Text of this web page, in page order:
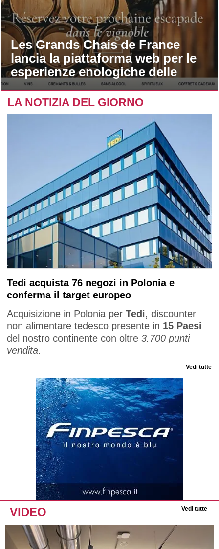
Les Grands Chais de France
lancia la piattaforma web per le
esperienze enologiche delle
maison
LA NOTIZIA DEL GIORNO
Tedi acquista 76 negozi in Polonia e
conferma il target europeo
Acquisizione in Polonia per Tedi, discounter
non alimentare tedesco presente in 15 Paesi
del nostro continente con oltre 3.700 punti
vendita.
Vedi tutte
VIDEO Vedi tutte